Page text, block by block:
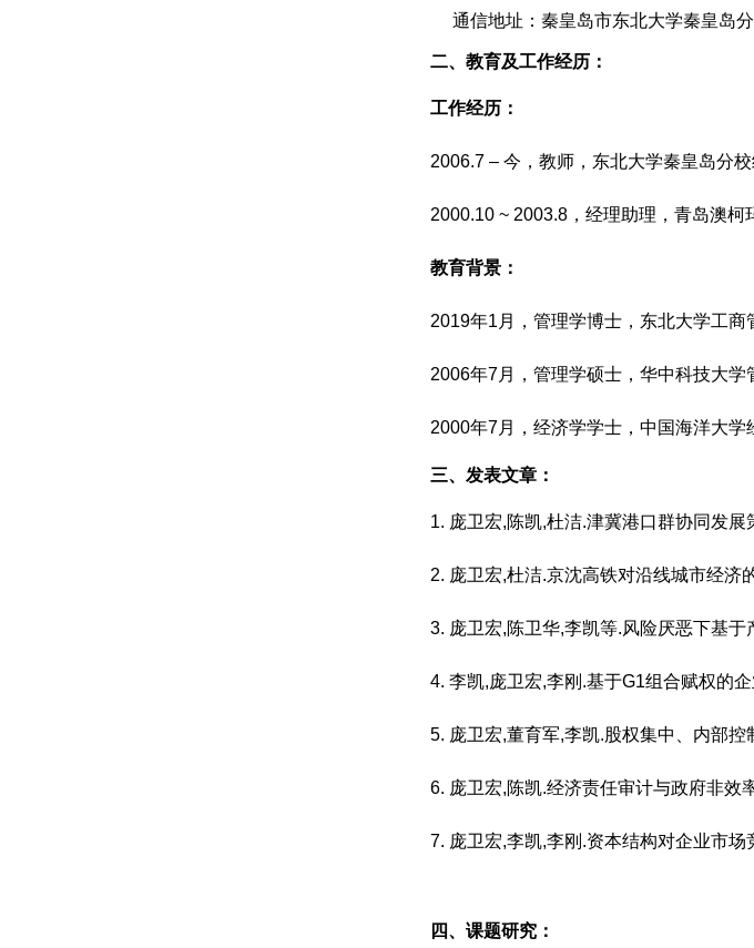
通信地址：秦皇岛市东北大学秦皇岛
二、教育及工作经历：
工作经历：
2006.7 – 今，教师，东北大学秦皇岛分
2000.10 ~ 2003.8，经理助理，青岛澳
教育背景：
2019年1月，管理学博士，东北大学工
2006年7月，管理学硕士，华中科技大
2000年7月，经济学学士，中国海洋大
三、发表文章：
1. 庞卫宏,陈凯,杜洁.津冀港口群协同发
2. 庞卫宏,杜洁.京沈高铁对沿线城市经济
3. 庞卫宏,陈卫华,李凯等.风险厌恶下基
4. 李凯,庞卫宏,李刚.基于G1组合赋权的
5. 庞卫宏,董育军,李凯.股权集中、内部
6. 庞卫宏,陈凯.经济责任审计与政府非效
7. 庞卫宏,李凯,李刚.资本结构对企业市
四、课题研究：